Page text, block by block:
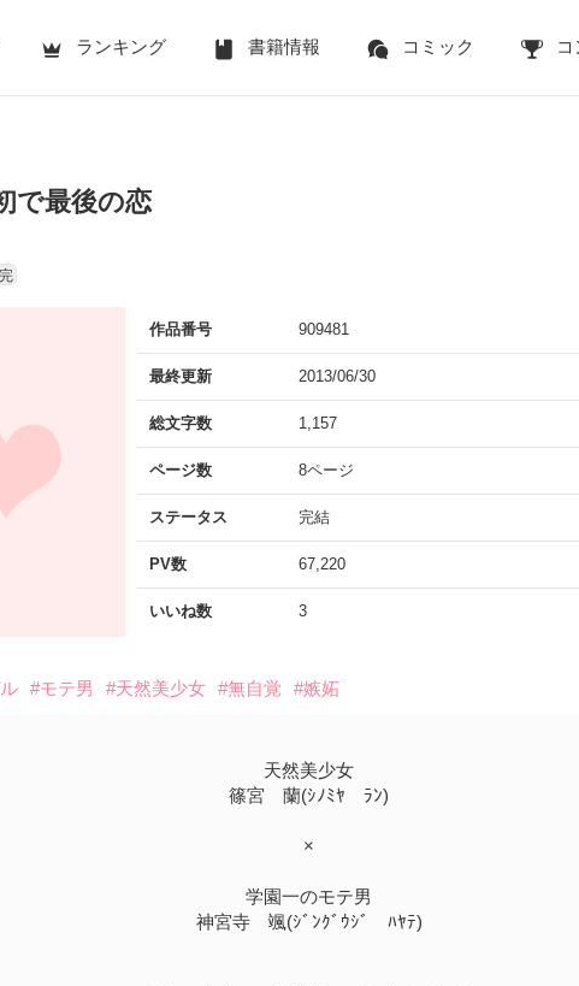
ランキング 書籍情報 コミック コ
で最後の恋
完
作品番号 909481
最終更新 2013/06/30
総文字数 1,157
ページ数 8ページ
ステータス 完結
PV数 67,220
いいね数 3
#モテ男 #天然美少女 #無自覚 #嫉妬
天然美少女
篠宮 蘭(ｼﾉﾐﾔ ﾗﾝ)
×
学園一のモテ男
神宮寺 颯(ｼﾞﾝｸﾞｳｼﾞ ﾊﾔﾃ)